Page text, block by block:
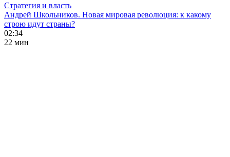
Стратегия и власть
Андрей Школьников. Новая мировая революция: к какому
строю идут страны?
02:34
22 мин